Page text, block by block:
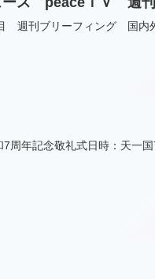
週刊ブリーフィング 国内
周年記念敬礼式日時：天一